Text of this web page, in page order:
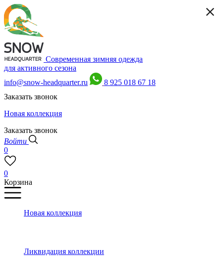
Современная зимняя одежда
для активного сезона
info@snow-headquarter.ru
8 925 018 67 18
Заказать звонок
Новая коллекция
Заказать звонок
Войти
0
0
Корзина
Новая коллекция
Ликвидация коллекции